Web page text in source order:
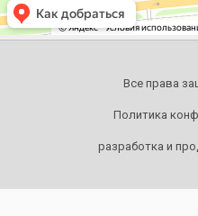
Все права
Политика
разработка и